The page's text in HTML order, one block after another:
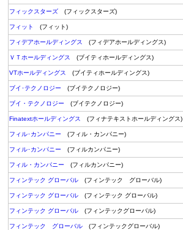
フィックスターズ (フィックスターズ)
フィット (フィット)
フィデアホールディングス (フィデアホールディングス)
ＶＴホールディングス (ブイティホールディングス)
VTホールディングス (ブイティホールディングス)
ブイ･テクノロジー (ブイテクノロジー)
ブイ・テクノロジー (ブイテクノロジー)
Finatextホールディングス (フィナテキストホールディングス)
フィル･カンパニー (フィル・カンパニー)
フィル･カンパニー (フィルカンパニー)
フィル・カンパニー (フィルカンパニー)
フィンテック グローバル (フィンテック グローバル)
フィンテック グローバル (フィンテック グローバル)
フィンテック グローバル (フィンテックグローバル)
フィンテック グローバル (フィンテックグローバル)